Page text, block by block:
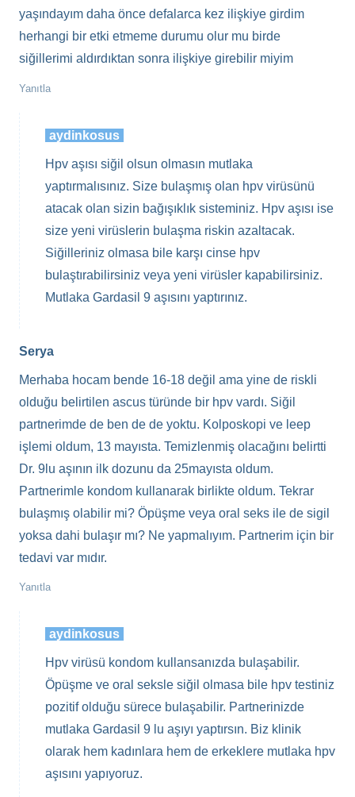
yaşındayım daha önce defalarca kez ilişkiye girdim
herhangi bir etki etmeme durumu olur mu birde
siğillerimi aldırdıktan sonra ilişkiye girebilir miyim
Yanıtla
aydinkosus
Hpv aşısı siğil olsun olmasın mutlaka
yaptırmalısınız. Size bulaşmış olan hpv virüsünü
atacak olan sizin bağışıklık sisteminiz. Hpv aşısı ise
size yeni virüslerin bulaşma riskin azaltacak.
Siğilleriniz olmasa bile karşı cinse hpv
bulaştırabilirsiniz veya yeni virüsler kapabilirsiniz.
Mutlaka Gardasil 9 aşısını yaptırınız.
Serya
Merhaba hocam bende 16-18 değil ama yine de riskli
olduğu belirtilen ascus türünde bir hpv vardı. Siğil
partnerimde de ben de de yoktu. Kolposkopi ve leep
işlemi oldum, 13 mayısta. Temizlenmiş olacağını belirtti
Dr. 9lu aşının ilk dozunu da 25mayısta oldum.
Partnerimle kondom kullanarak birlikte oldum. Tekrar
bulaşmış olabilir mi? Öpüşme veya oral seks ile de sigil
yoksa dahi bulaşır mı? Ne yapmalıyım. Partnerim için bir
tedavi var mıdır.
Yanıtla
aydinkosus
Hpv virüsü kondom kullansanızda bulaşabilir.
Öpüşme ve oral seksle siğil olmasa bile hpv testiniz
pozitif olduğu sürece bulaşabilir. Partnerinizde
mutlaka Gardasil 9 lu aşıyı yaptırsın. Biz klinik
olarak hem kadınlara hem de erkeklere mutlaka hpv
aşısını yapıyoruz.